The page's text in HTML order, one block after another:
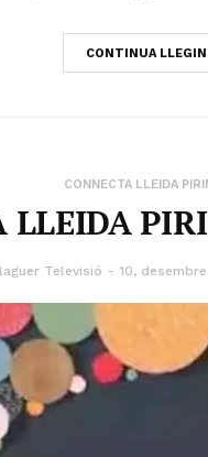
CONTINUA
CONNECTA LLEIDA
LLEIDA
Televisió 10,